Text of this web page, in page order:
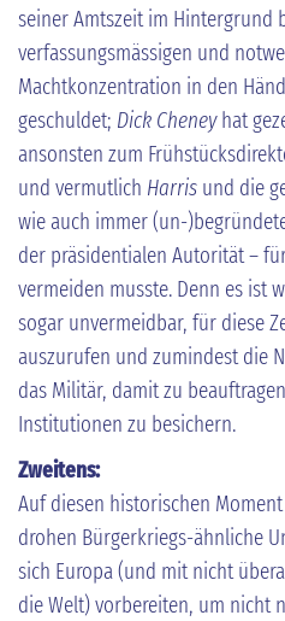
seiner Amtszeit im Hintergrund
verfassungsmässigen und
Machtkonzentration in den
geschuldet; Dick Cheneyhat
ansonsten zum
und vermutlich Harris und die
wie auch immer (un-
der präsidentialen Autorität –
vermeiden musste. Denn es ist
sogar unvermeidbar, für diese
auszurufen und zumindest die
das Militär, damit zu
Institutionen zu besichern.
Zweitens:
Auf diesen historischen
drohen Bürgerkriegs-ähnliche
sich Europa (und mit nicht
die Welt) vorbereiten, um nicht